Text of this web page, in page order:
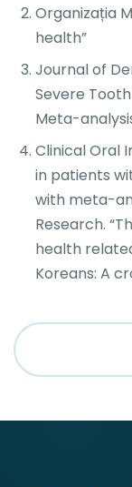
Organizația
health”
Journal of
Severe
Meta-
Clinical Oral
in patients
with meta-
Research.
health
Koreans: A